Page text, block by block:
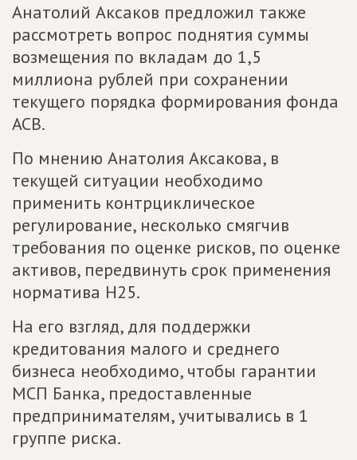
Анатолий Аксаков предложил также
рассмотреть вопрос поднятия суммы
возмещения по вкладам до 1,5
миллиона рублей при сохранении
текущего порядка формирования фонда
АСВ.
По мнению Анатолия Аксакова, в
текущей ситуации необходимо
применить контрциклическое
регулирование, несколько смягчив
требования по оценке рисков, по оценке
активов, передвинуть срок применения
норматива Н25.
На его взгляд, для поддержки
кредитования малого и среднего
бизнеса необходимо, чтобы гарантии
МСП Банка, предоставленные
предпринимателям, учитывались в 1
группе риска.